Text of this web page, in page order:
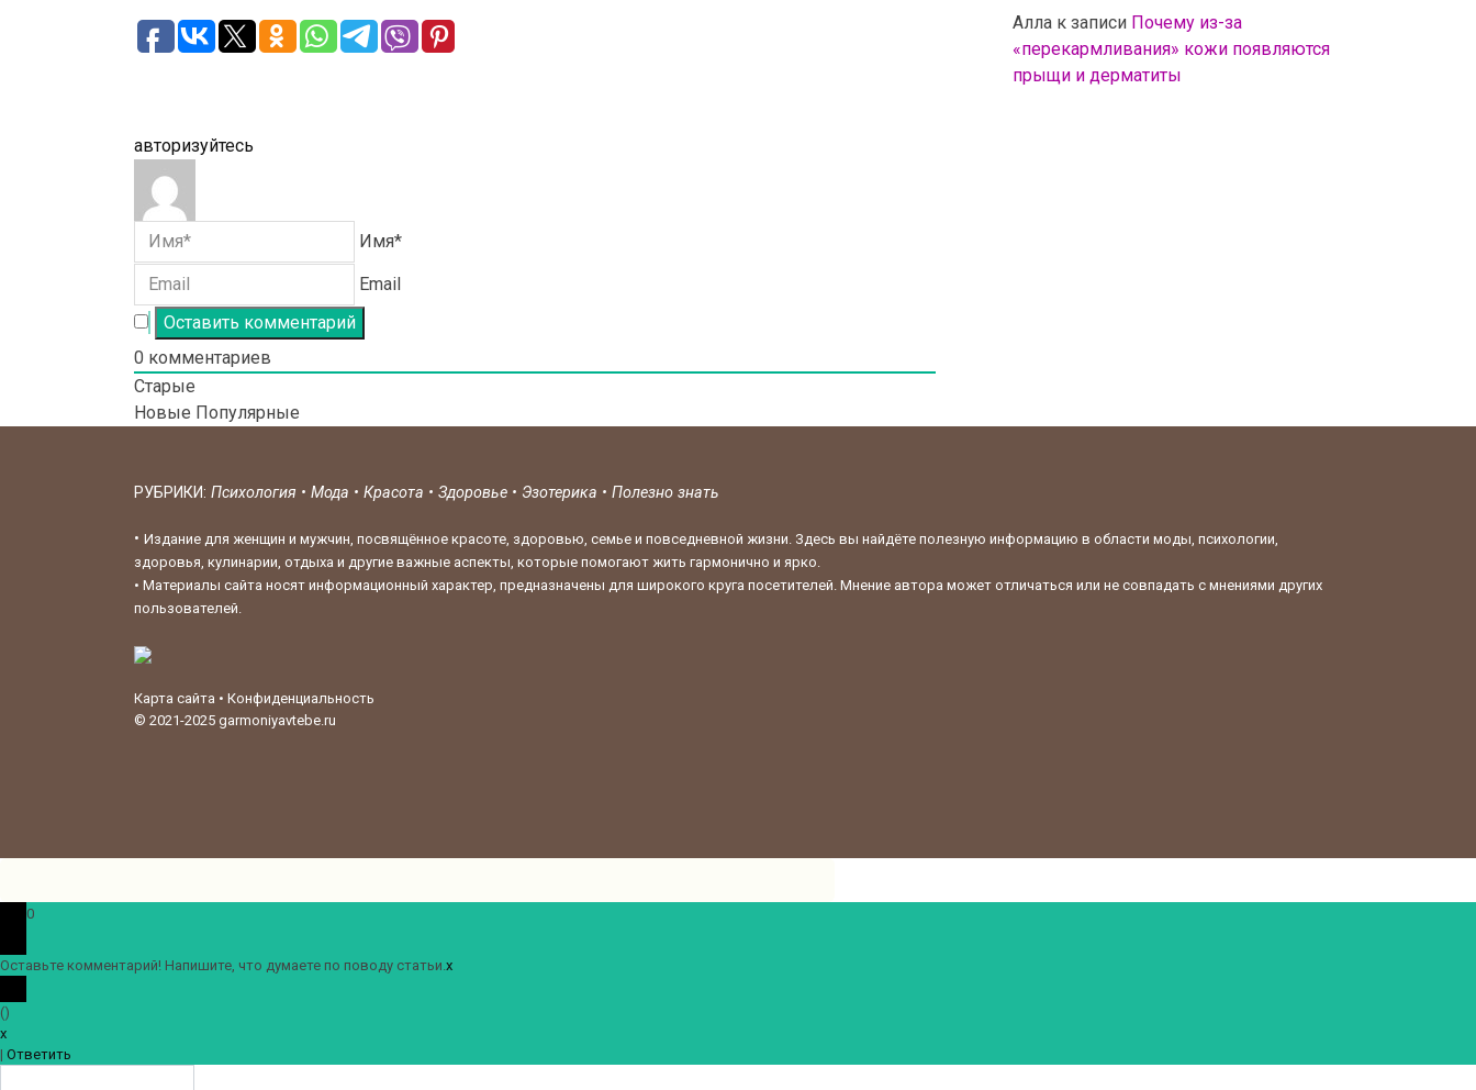
авторизуйтесь
Имя*
Email
0 комментариев
Старые
Новые Популярные
Алла к записи Почему из-за
«перекармливания» кожи появляются
прыщи и дерматиты
РУБРИКИ: Психология • Мода • Красота • Здоровье • Эзотерика • Полезно знать
• Издание для женщин и мужчин, посвящённое красоте, здоровью, семье и повседневной жизни. Здесь вы найдёте полезную информацию в области моды, психологии,
здоровья, кулинарии, отдыха и другие важные аспекты, которые помогают жить гармонично и ярко.
• Материалы сайта носят информационный характер, предназначены для широкого круга посетителей. Мнение автора может отличаться или не совпадать с мнениями других
пользователей.
Карта сайта • Конфиденциальность
© 2021-2025 garmoniyavtebe.ru
0
Оставьте комментарий! Напишите, что думаете по поводу статьи.x
()
x
| Ответить